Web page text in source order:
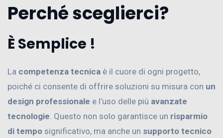
Perché sceglierci?
È Semplice !
La competenza tecnica è il cuore di ogni progetto,
poiché ci consente di offrire soluzioni su misura con un
design professionale e l’uso delle più avanzate
tecnologie . Questo non solo garantisce un risparmio
di tempo significativo, ma anche un supporto tecnico